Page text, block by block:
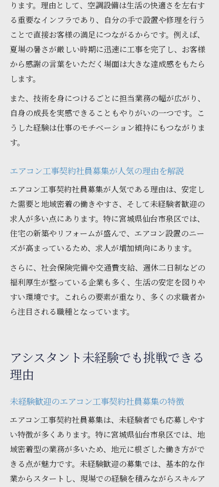
ります。理由として、空調設備は生活の快適さを左右す
る重要なインフラであり、自分の手で設置や修理を行う
ことで直接お客様の満足につながるからです。例えば、
夏場の暑さが厳しい時期に迅速に工事を完了し、お客様
から感謝の言葉をいただく場面は大きな達成感をもたら
します。
また、技術を身につけるごとに担当業務の幅が広がり、
自身の成長を実感できることもやりがいの一つです。こ
うした経験は仕事のモチベーション維持にもつながりま
す。
エアコン工事契約社員募集が人気の理由を解説
エアコン工事契約社員募集が人気である理由は、安定し
た需要と地域密着の働きやすさ、そして未経験者歓迎の
求人が多い点にあります。特に宮城県仙台市泉区では、
住宅の新築やリフォームが盛んで、エアコン設置のニー
ズが高まっているため、求人が増加傾向にあります。
さらに、社会保険完備や交通費支給、週休二日制などの
福利厚生が整っている企業も多く、生活の安定を図りや
すい環境です。これらの要素が重なり、多くの求職者か
ら注目される職種となっています。
アシスタント未経験でも挑戦できる
理由
未経験歓迎のエアコン工事契約社員募集の特徴
エアコン工事契約社員募集は、未経験者でも応募しやす
い特徴が多くあります。特に宮城県仙台市泉区では、地
域密着型の業務が多いため、地元に根ざした働き方がで
きる点が魅力です。未経験歓迎の募集では、基本的な作
業からスタートし、現場での経験を積みながらスキルア